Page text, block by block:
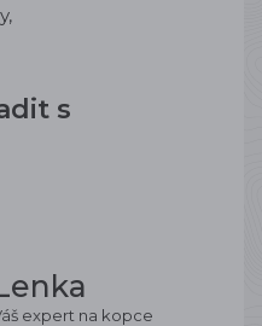
s
expert na kopce